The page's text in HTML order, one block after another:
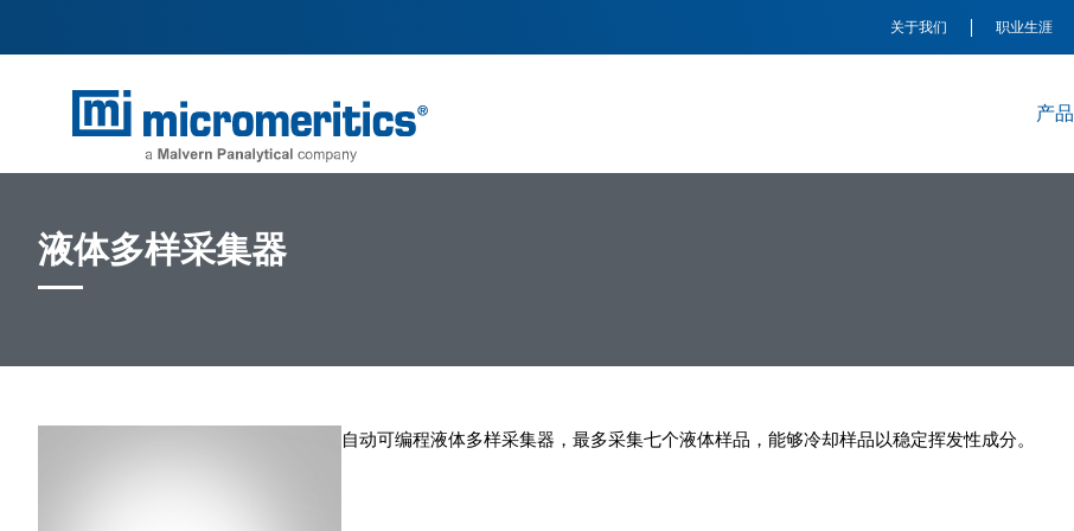
关于我们 职业生涯
产品
液体多样采集器
自动可编程液体多样采集器，最多采集七个液体样品，能够冷却样品以稳定挥发性成分。